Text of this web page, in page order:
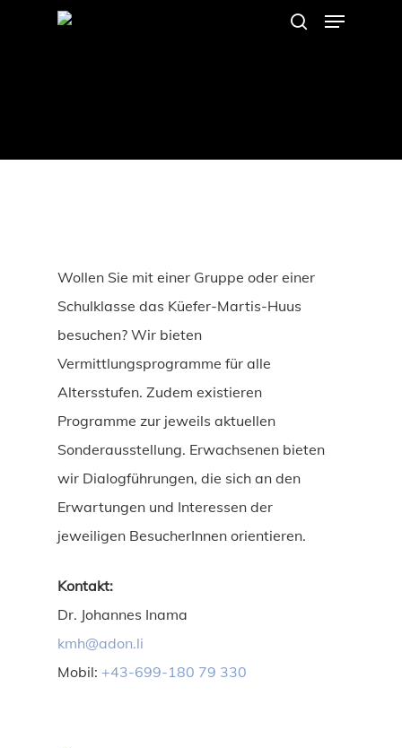
Menu
Wollen Sie mit einer Gruppe oder einer
Schulklasse das Küefer-Martis-Huus
besuchen? Wir bieten
Vermittlungsprogramme für alle
Altersstufen. Zudem existieren
Programme zur jeweils aktuellen
Sonderausstellung. Erwachsenen bieten
wir Dialogführungen, die sich an den
Erwartungen und Interessen der
jeweiligen BesucherInnen orientieren.
Kontakt:
Dr. Johannes Inama
kmh@adon.li
Mobil: +43-699-180 79 330